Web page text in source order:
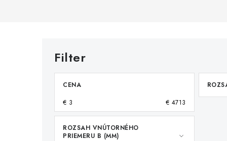
CENA
€ 3 € 4713
ROZSAH VNÚTORNÉHO
PRIEMERU B (MM)